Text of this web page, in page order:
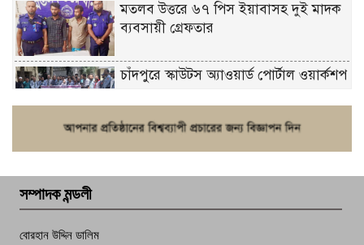
মতলব উত্তরে ৬৭ পিস ইয়াবাসহ দুই মাদক
ব্যবসায়ী গ্রেফতার
চাঁদপুরে স্কাউটস অ্যাওয়ার্ড পোর্টাল ওয়ার্কশপ
সম্পাদক মন্ডলী
বোরহান উদ্দিন ডালিম